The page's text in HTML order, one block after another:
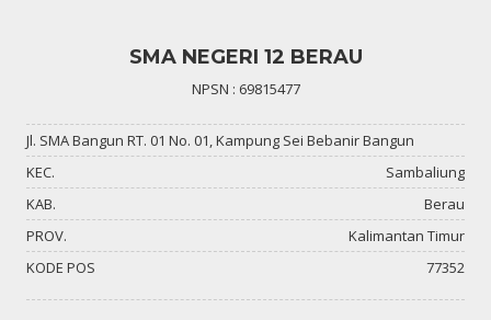
SMA NEGERI 12 BERAU
NPSN : 69815477
Jl. SMA Bangun RT. 01 No. 01, Kampung Sei Bebanir Bangun
KEC.
Sambaliung
KAB.
Berau
PROV.
Kalimantan Timur
KODE POS
77352